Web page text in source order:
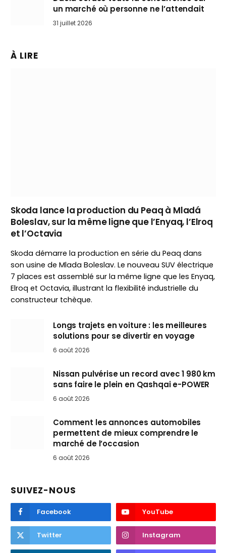
un marché où personne ne l’attendait
31 juillet 2026
À LIRE
Skoda lance la production du Peaq à Mladá
Boleslav, sur la même ligne que l’Enyaq, l’Elroq
et l’Octavia
Skoda démarre la production en série du Peaq dans
son usine de Mlada Boleslav. Le nouveau SUV électrique
7 places est assemblé sur la même ligne que les Enyaq,
Elroq et Octavia, illustrant la flexibilité industrielle du
constructeur tchèque.
Longs trajets en voiture : les meilleures
solutions pour se divertir en voyage
6 août 2026
Nissan pulvérise un record avec 1 980 km
sans faire le plein en Qashqai e-POWER
6 août 2026
Comment les annonces automobiles
permettent de mieux comprendre le
marché de l’occasion
6 août 2026
SUIVEZ-NOUS
Facebook YouTube
Twitter Instagram